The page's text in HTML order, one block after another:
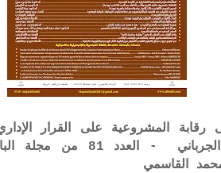
المشروعية على القرار
الدكتور علي منصور علي
القاسمي